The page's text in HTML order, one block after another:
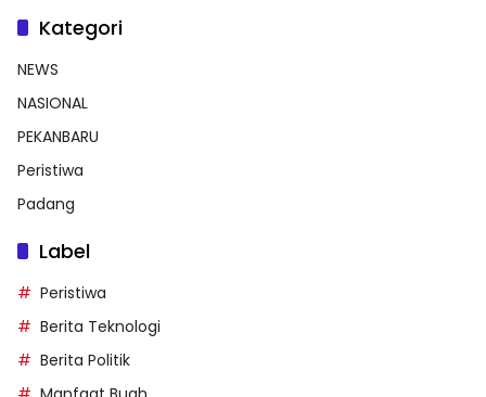
Kategori
NEWS
NASIONAL
PEKANBARU
Peristiwa
Padang
Label
Peristiwa
Berita Teknologi
Berita Politik